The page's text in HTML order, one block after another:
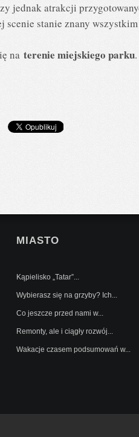
jednak atrakcji
scenie stanie znany
na terenie miejskiego parku.
MIASTO
Kąpielisko „Tatar”...
Wybierasz się na grzyby? Ich...
Co jeszcze przed nami w...
Remonty, ale i ciągły rozwój...
Wakacje czasem podsumowań w...